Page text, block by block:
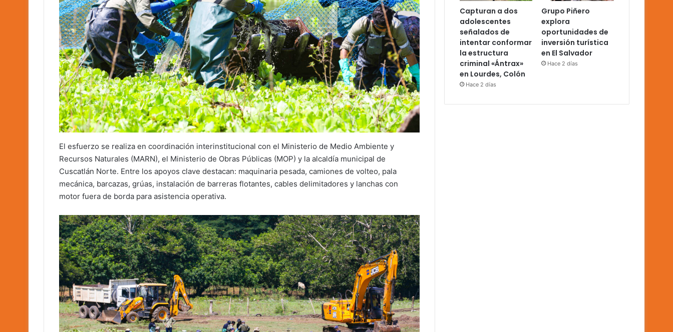
El esfuerzo se realiza en coordinación interinstitucional con el Ministerio de Medio Ambiente y
Recursos Naturales (MARN), el Ministerio de Obras Públicas (MOP) y la alcaldía municipal de
Cuscatlán Norte. Entre los apoyos clave destacan: maquinaria pesada, camiones de volteo, pala
mecánica, barcazas, grúas, instalación de barreras flotantes, cables delimitadores y lanchas con
motor fuera de borda para asistencia operativa.
Capturan a dos
adolescentes
señalados de
intentar conformar
la estructura
criminal «Ántrax»
en Lourdes, Colón
Hace 2 días
Grupo Piñero
explora
oportunidades de
inversión turística
en El Salvador
Hace 2 días